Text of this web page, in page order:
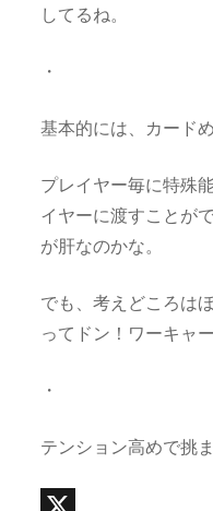
してるね。
・
基本的には、カード
プレイヤー毎に特殊
イヤーに渡すことが
が肝なのかな。
でも、考えどころは
ってドン！ワーキャ
・
テンション高めで挑